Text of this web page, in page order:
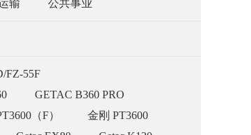
输 公共事业
FZ-55F
GETAC B360 PRO
（F）
金刚 PT3600